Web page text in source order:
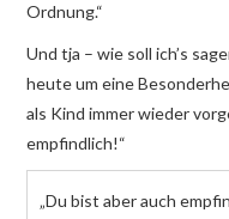
Ordnung.“
Und tja – wie soll ich’s
heute um eine
als Kind immer wieder
empfindlich!“
„Du bist aber auch